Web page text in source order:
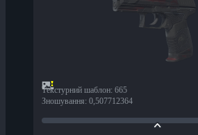
Текстурний шаблон: 665
Зношування: 0,507712364